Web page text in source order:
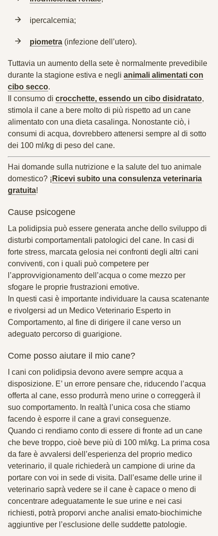
ipercalcemia;
piometra (infezione dell’utero).
Tuttavia un aumento della sete è normalmente prevedibile
durante la stagione estiva e negli animali alimentati con
cibo secco.
Il consumo di crocchette, essendo un cibo disidratato,
stimola il cane a bere molto di più rispetto ad un cane
alimentato con una dieta casalinga. Nonostante ciò, i
consumi di acqua, dovrebbero attenersi sempre al di sotto
dei 100 ml/kg di peso del cane.
Hai domande sulla nutrizione e la salute del tuo animale
domestico? ¡ Ricevi subito una consulenza veterinaria
gratuita!
Cause psicogene
La polidipsia può essere generata anche dello sviluppo di
disturbi comportamentali patologici del cane. In casi di
forte stress, marcata gelosia nei confronti degli altri cani
conviventi, con i quali può competere per
l’approvvigionamento dell’acqua o come mezzo per
sfogare le proprie frustrazioni emotive.
In questi casi è importante individuare la causa scatenante
e rivolgersi ad un Medico Veterinario Esperto in
Comportamento, al fine di dirigere il cane verso un
adeguato percorso di guarigione.
Come posso aiutare il mio cane?
I cani con polidipsia devono avere sempre acqua a
disposizione. E’ un errore pensare che, riducendo l’acqua
offerta al cane, esso produrrà meno urine o correggerà il
suo comportamento. In realtà l’unica cosa che stiamo
facendo è esporre il cane a gravi conseguenze.
Quando ci rendiamo conto di essere di fronte ad un cane
che beve troppo, cioè beve più di 100 ml/kg. La prima cosa
da fare è avvalersi dell’esperienza del proprio medico
veterinario, il quale richiederà un campione di urine da
portare con voi in sede di visita. Dall’esame delle urine il
veterinario saprà vedere se il cane è capace o meno di
concentrare adeguatamente le sue urine e nei casi
richiesti, potrà proporvi anche analisi emato-biochimiche
aggiuntive per l’esclusione delle suddette patologie.